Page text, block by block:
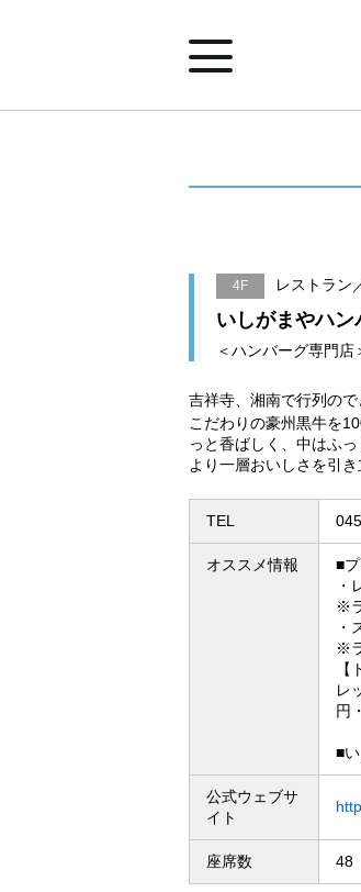
イベント&
施設案内
フロアガイ
4F レストラン
いしがまやハン
＜ハンバーグ専門店
吉祥寺、湘南で行列ので
こだわりの豪州黒牛を
っと香ばしく、中はふ
より一層おいしさを引き
TEL
オススメ情報
■
・
※
・
※
【
レ
円
■
公式ウェブサ
イト
座席数 48